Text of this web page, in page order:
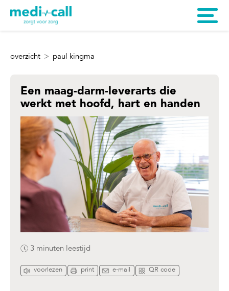
overzicht paul kingma
Een maag-darm-leverarts die
werkt met hoofd, hart en handen
3 minuten leestijd
voorlezen print e-mail QR code